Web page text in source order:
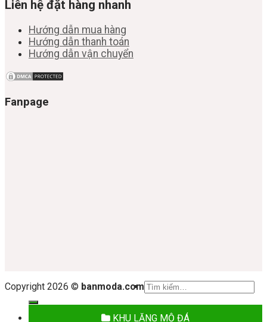
Liên hệ đặt hàng nhanh
Hướng dẫn mua hàng
Hướng dẫn thanh toán
Hướng dẫn vận chuyển
Fanpage
Copyright 2026 © banmoda.com Tìm
KHU LĂNG MỘ ĐÁ